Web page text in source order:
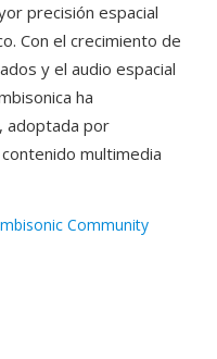
precisión espacial
Con el crecimiento de
y el audio espacial
ha
adoptada por
multimedia
Community